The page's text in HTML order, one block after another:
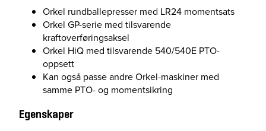
Orkel rundballepresser med LR24 momentsats
Orkel GP-serie med tilsvarende
kraftoverføringsaksel
Orkel HiQ med tilsvarende 540/540E PTO-
oppsett
Kan også passe andre Orkel-maskiner med
samme PTO- og momentsikring
Egenskaper